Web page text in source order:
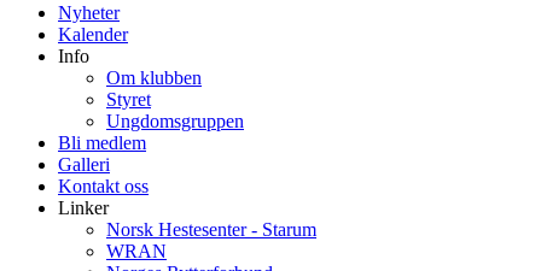
Nyheter
Kalender
Info
Om klubben
Styret
Ungdomsgruppen
Bli medlem
Galleri
Kontakt oss
Linker
Norsk Hestesenter - Starum
WRAN